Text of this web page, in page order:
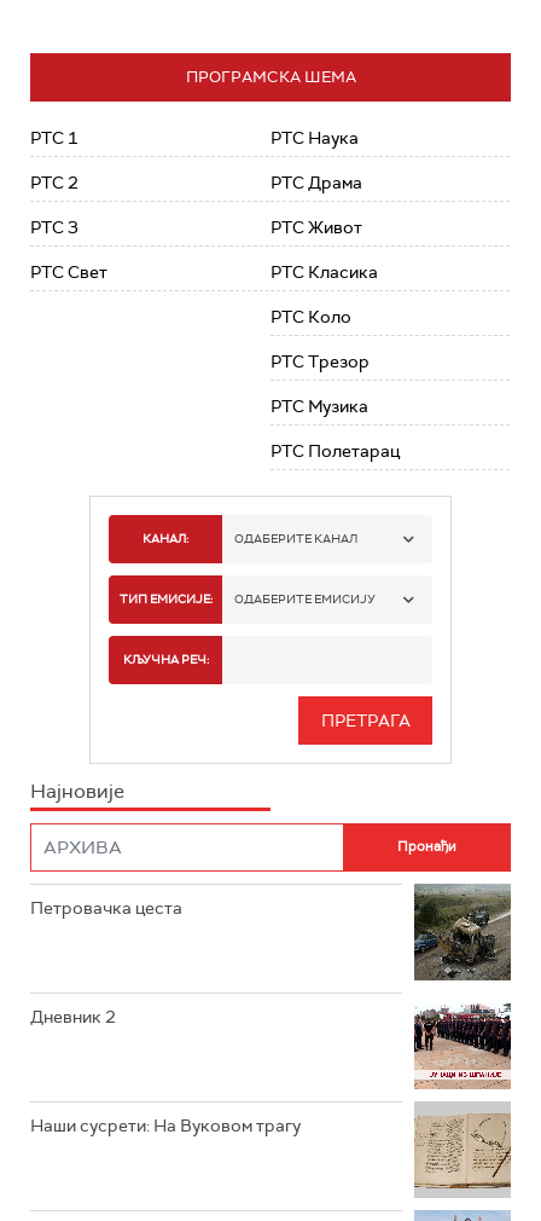
ПРОГРАМСКА ШЕМА
РТС 1
РТС 2
РТС 3
РТС Свет
РТС Наука
РТС Драма
РТС Живот
РТС Класика
РТС Коло
РТС Трезор
РТС Музика
РТС Полетарац
КАНАЛ: ОДАБЕРИТЕ КАНАЛ
РТС 1
РТС 3
ТИП ЕМИСИЈЕ: ОДАБЕРИТЕ ЕМИСИЈУ
ИНФО
КЉУЧНА РЕЧ:
Најновије
Петровачка цеста
Дневник 2
Наши сусрети: На Вуковом трагу